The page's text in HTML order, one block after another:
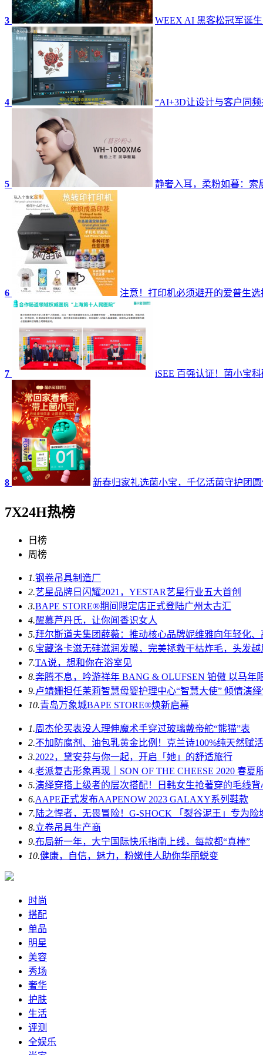
3 WEEX AI 黑客松冠军诞
4 “AI+3D让设计与客户同
5 静奢入耳，柔粉如暮：索
6 注意！打印机必须避开的爱普生
7 iSEE 百强认证！菌小宝
8 新春归家礼选菌小宝，千亿活菌守护团
7X24H热榜
日榜
周榜
1.钢卷吊具制造厂
2.艺星品牌日闪耀2021，YESTAR艺星行业五大首创
3.BAPE STORE®期间限定店正式登陆广州太古汇
4.醒慕芦丹氏，让你闻香识女人
5.拜尔斯道夫集团薛薇：推动核心品牌妮维雅向年轻化
6.宝藏洛卡滋无硅滋润发膜，完美拯救干枯炸毛，头发
7.TA说，想和你在浴室见
8.奔腾不息，吟游祥年 BANG & OLUFSEN 铂傲 以马年
9.卢靖姗担任茉莉智慧母婴护理中心“智慧大使” 倾情演绎
10.青岛万象城BAPE STORE®焕新启幕
1.周杰伦买表没人理伸魔术手穿过玻璃戴帝舵“熊猫”表
2.不加防腐剂、油包乳黄金比例！克兰诗100%纯天然赋
3.2022，黛安芬与你一起，开启「她」的舒适旅行
4.老派复古形象再现｜SON OF THE CHEESE 2020 春夏
5.演绎穿搭上级者的层次搭配！日韩女生抢著穿的毛线
6.AAPE正式发布AAPENOW 2023 GALAXY系列鞋款
7.陆之悍者，无畏冒险！G-SHOCK 「裂谷泥王」专为险
8.立卷吊具生产商
9.布局新一年，大宁国际快乐指南上线，每款都“真棒”
10.健康，自信，魅力，粉嫩佳人助你华丽蜕变
时尚
搭配
单品
明星
美容
秀场
奢华
护肤
生活
评测
全娱乐